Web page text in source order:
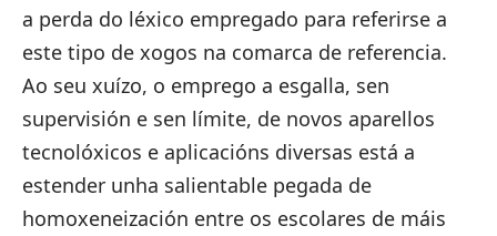
a perda do léxico empregado para referirse a
este tipo de xogos na comarca de referencia.
Ao seu xuízo, o emprego a esgalla, sen
supervisión e sen límite, de novos aparellos
tecnolóxicos e aplicacións diversas está a
estender unha salientable pegada de
homoxeneización entre os escolares de máis